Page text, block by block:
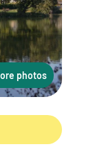
photos